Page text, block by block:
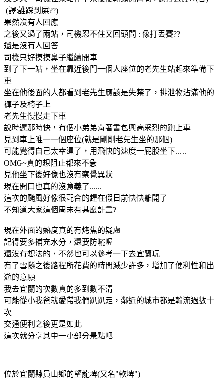
(譯:誰踩到屎??)
果然沒有人回應
之後又過了兩站，司機忍不住又回頭問 : 像打丟賽??
還是沒有人回答
司機只好摸摸鼻子繼續開車
到了下一站，坐在靠近後門一個人座位的老先生站起來準備下
車
坐在他後面的人都看到老先生應該是失禁了，排泄物沾滿他的
褲子及椅子上
老先生慢慢走下車
說時遲那時快，有個小弟弟背著書包興高采烈的跑上車
見到車上唯一一個座位(就是剛剛老先生坐的那個)
可能覺得自己太幸運了，用飛快的速度一屁股坐下......
OMG~真的想阻止都來不急
見他坐下後好像也沒有察覺異狀
現在開口也真的沒意義了......
這次的颱風好像很配合的趕在假日前快快離開了
不知道大家這個周末有甚麼計畫?
現在外面的熱度真的有烤焦的疑慮
記得要多補充水分，還要防曬喔
還沒有想法的，不然也可以參考一下去宜蘭玩
有了雪隧之後路程所花費的時間減少許多，增加了便利性和出
遊的意願
我去宜蘭的次數真的多到數不清
可能從小我爸就愛帶我們趴趴走，鄰近的城市都是輪流過數十
次
交通便利之後更是如此
這次就分享其中一小部分景點吧
位於宜蘭縣員山鄉的望龍埤(又名"軟埤")